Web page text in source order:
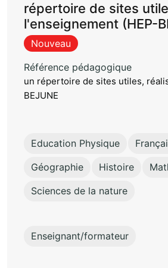
répertoire de sites
l'enseignement (HEP-
Nouveau
Référence pédagogique
un répertoire de sites utiles,
BEJUNE
Education Physique
Géographie
Histoire
Sciences de la nature
Enseignant/formateur